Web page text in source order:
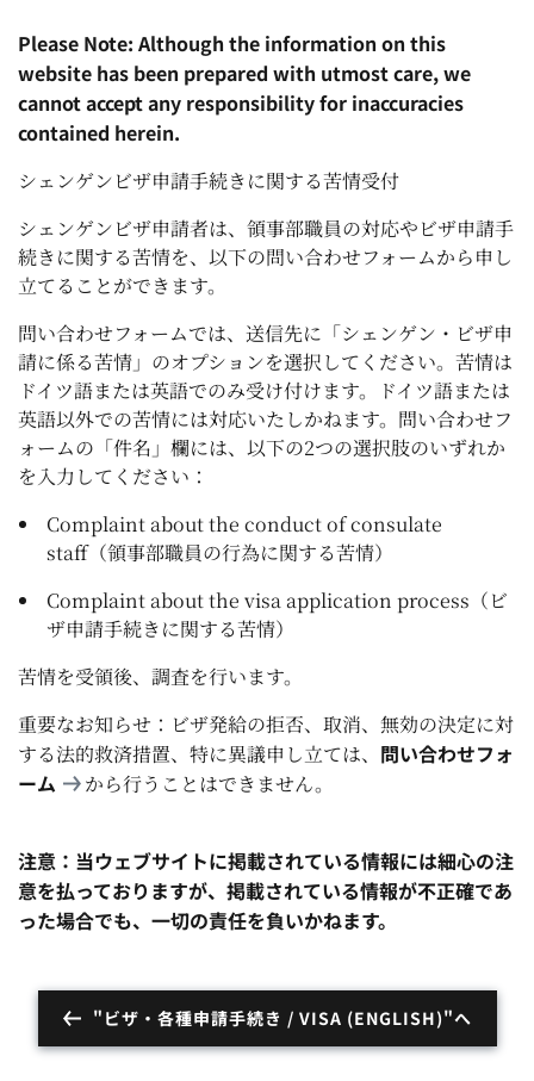
Please Note: Although the information on this
website has been prepared with utmost care, we
cannot accept any responsibility for inaccuracies
contained herein.
シェンゲンビザ申請手続きに関する苦情受付
シェンゲンビザ申請者は、領事部職員の対応やビザ申請手
続きに関する苦情を、以下の問い合わせフォームから申し
立てることができます。
問い合わせフォームでは、送信先に「シェンゲン・ビザ申
請に係る苦情」のオプションを選択してください。苦情は
ドイツ語または英語でのみ受け付けます。ドイツ語または
英語以外での苦情には対応いたしかねます。問い合わせフ
ォームの「件名」欄には、以下の2つの選択肢のいずれか
を入力してください：
Complaint about the conduct of consulate
staff（領事部職員の行為に関する苦情）
Complaint about the visa application process（ビ
ザ申請手続きに関する苦情）
苦情を受領後、調査を行います。
重要なお知らせ：ビザ発給の拒否、取消、無効の決定に対
する法的救済措置、特に異議申し立ては、 問い合わせフォ
ーム
から行うことはできません。
注意：当ウェブサイトに掲載されている情報には細心の注
意を払っておりますが、掲載されている情報が不正確であ
った場合でも、一切の責任を負いかねます。
"ビザ・各種申請手続き / VISA (ENGLISH)"へ